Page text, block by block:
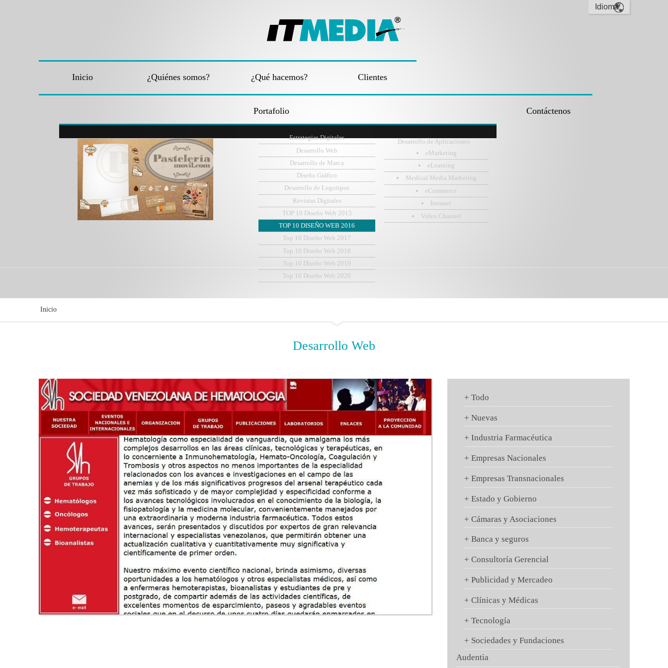
Inicio ¿Quiénes somos? ¿Qué hacemos? Clientes
Portafolio
Estrategias Digitales
Desarrollo Web
Desarrollo de Marca
Diseño Gráfico
Desarrollo de Logotipos
Revistas Digitales
TOP 10 Diseño Web 2015
TOP 10 DISEÑO WEB 2016
Top 10 Diseño Web 2017
Top 10 Diseño Web 2018
Top 10 Diseño Web 2019
Top 10 Diseño Web 2020
Desarrollo de Aplicaciones
eMarketing
eLearning
Medical Media Marketing
eCommerce
Intranet
Video Channel
Contáctenos
Inicio
Desarrollo Web
+ Todo
+ Nuevas
+ Industria Farmacéutica
+ Empresas Nacionales
+ Empresas Transnacionales
+ Estado y Gobierno
+ Cámaras y Asociaciones
+ Banca y seguros
+ Consultoría Gerencial
+ Publicidad y Mercadeo
+ Clínicas y Médicas
+ Tecnología
+ Sociedades y Fundaciones
Audentia